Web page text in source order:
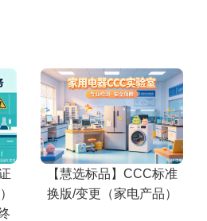
【慧选标品】CCC标准
换版/变更（家电产品）